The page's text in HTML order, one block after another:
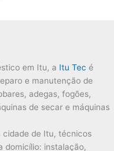
em Itu, a Itu Tec é
e manutenção de
adegas, fogões,
de secar e máquinas
cidade de Itu, técnicos
domicílio: instalação,